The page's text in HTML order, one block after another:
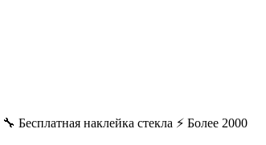
🔧 Бесплатная наклейка стекла ⚡ Более 2000